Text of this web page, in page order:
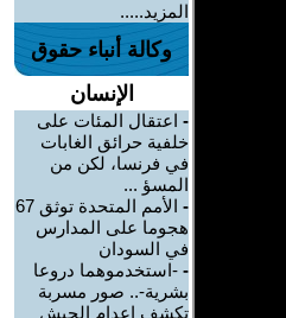
المزيد.....
وكالة أنباء حقوق
الإنسان
- اعتقال المئات على
خلفية حرائق الغابات
في فرنسا، لكن من
المسؤ ...
-
الأمم المتحدة توثق 67
هجوما على المدارس
في السودان
- -استخدموهما دروعا
بشرية-.. صور مسربة
تكشف إعدام الجيش